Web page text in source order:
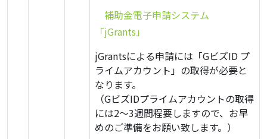
補助金電子申請システム
「jGrants」
jGrantsによる申請には「GビズID プ
ライムアカウント」の取得が必要と
なります。
（GビズIDプライムアカウントの取得
には2～3週間程要しますので、お早
めのご準備をお願い致します。）